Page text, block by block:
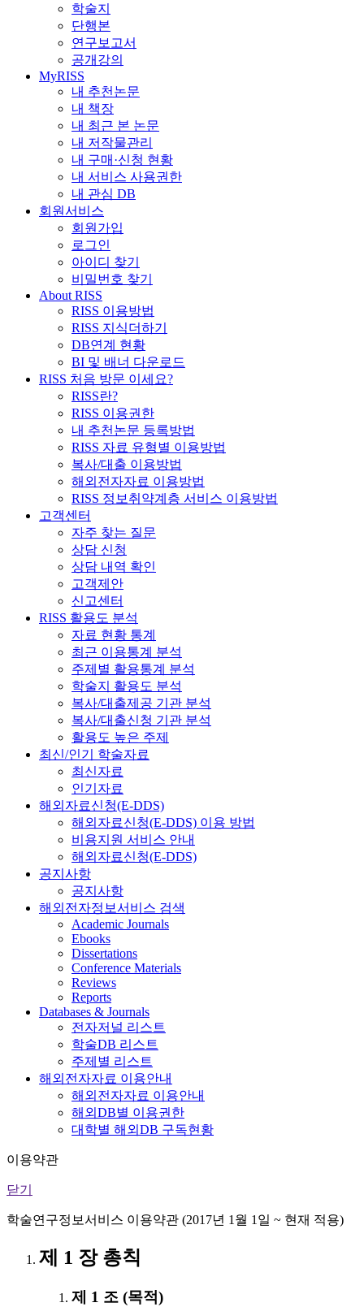
학술지
단행본
연구보고서
공개강의
MyRISS
내 추천논문
내 책장
내 최근 본 논문
내 저작물관리
내 구매·신청 현황
내 서비스 사용권한
내 관심 DB
회원서비스
회원가입
로그인
아이디 찾기
비밀번호 찾기
About RISS
RISS 이용방법
RISS 지식더하기
DB연계 현황
BI 및 배너 다운로드
RISS 처음 방문 이세요?
RISS란?
RISS 이용권한
내 추천논문 등록방법
RISS 자료 유형별 이용방법
복사/대출 이용방법
해외전자자료 이용방법
RISS 정보취약계층 서비스 이용방법
고객센터
자주 찾는 질문
상담 신청
상담 내역 확인
고객제안
신고센터
RISS 활용도 분석
자료 현황 통계
최근 이용통계 분석
주제별 활용통계 분석
학술지 활용도 분석
복사/대출제공 기관 분석
복사/대출신청 기관 분석
활용도 높은 주제
최신/인기 학술자료
최신자료
인기자료
해외자료신청(E-DDS)
해외자료신청(E-DDS) 이용 방법
비용지원 서비스 안내
해외자료신청(E-DDS)
공지사항
공지사항
해외전자정보서비스 검색
Academic Journals
Ebooks
Dissertations
Conference Materials
Reviews
Reports
Databases & Journals
전자저널 리스트
학술DB 리스트
주제별 리스트
해외전자자료 이용안내
해외전자자료 이용안내
해외DB별 이용권한
대학별 해외DB 구독현황
이용약관
닫기
학술연구정보서비스 이용약관 (2017년 1월 1일 ~ 현재 적용)
제 1 장 총칙
제 1 조 (목적)